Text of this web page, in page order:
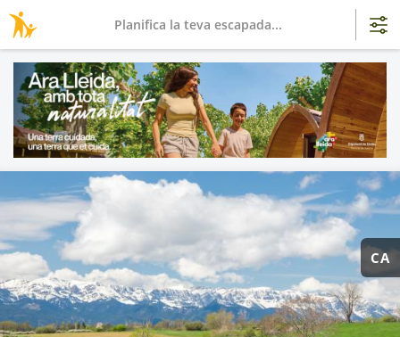
CA
Planifica la teva escapada...